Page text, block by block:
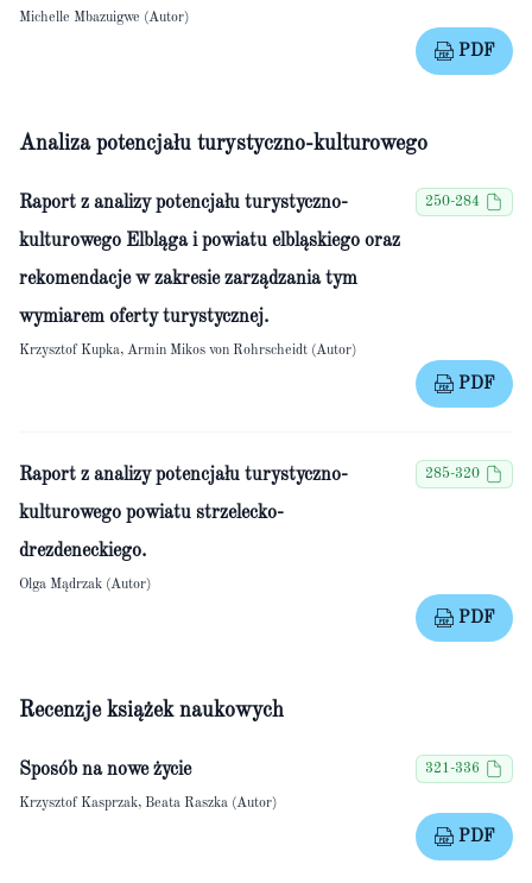
Michelle Mbazuigwe (Autor)
PDF
Analiza potencjału turystyczno-kulturowego
Raport z analizy potencjału turystyczno-
kulturowego Elbląga i powiatu elbląskiego oraz
rekomendacje w zakresie zarządzania tym
wymiarem oferty turystycznej.
250-284
Krzysztof Kupka, Armin Mikos von Rohrscheidt (Autor)
PDF
Raport z analizy potencjału turystyczno-
kulturowego powiatu strzelecko-
drezdeneckiego.
285-320
Olga Mądrzak (Autor)
PDF
Recenzje książek naukowych
Sposób na nowe życie 321-336
Krzysztof Kasprzak, Beata Raszka (Autor)
PDF